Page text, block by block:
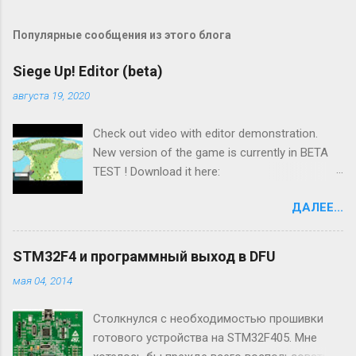
Популярные сообщения из этого блога
Siege Up! Editor (beta)
августа 19, 2020
Check out video with editor demonstration.
New version of the game is currently in BETA
TEST ! Download it here:
INSTRUCTIONS CAREFULLY! If you have any
questions, ask here
https://discord.gg/zhszmspu New features:
Available for PC Updated editor (Put walls,
via Wi-Fi) Transport ships to move your
soldiers across the ocean! New buildings and
ДАЛЕЕ...
STM32F4 и программный выход в DFU
мая 04, 2014
Столкнулся с необходимостью прошивки
готового устройства на STM32F405. Мне